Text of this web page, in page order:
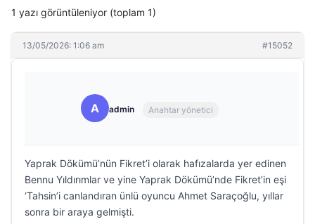
1 yazı görüntüleniyor (toplam 1)
13/05/2026: 1:06 am #15052
A admin Anahtar yönetici
Yaprak Dökümü’nün Fikret’i olarak hafızalarda yer edinen
Bennu Yıldırımlar ve yine Yaprak Dökümü’nde Fikret’in eşi
‘Tahsin’i canlandıran ünlü oyuncu Ahmet Saraçoğlu, yıllar
sonra bir araya gelmişti.